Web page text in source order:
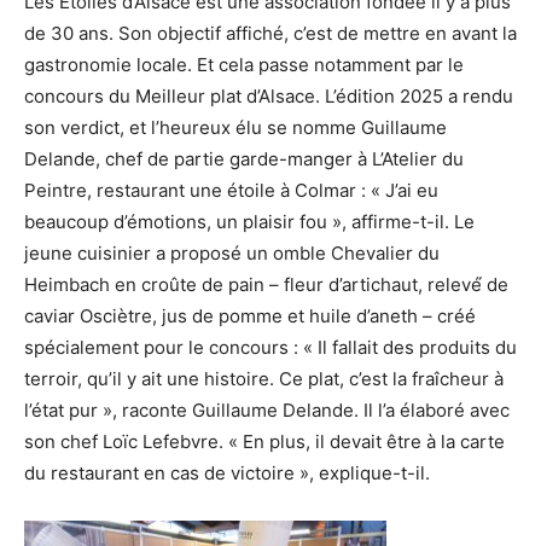
de 30 ans. Son objectif affiché, c’est de mettre en avant la
gastronomie locale. Et cela passe notamment par le
concours du Meilleur plat d’Alsace. L’édition 2025 a rendu
son verdict, et l’heureux élu se nomme Guillaume
Delande, chef de partie garde-manger à L’Atelier du
Peintre, restaurant une étoile à Colmar : « J’ai eu
beaucoup d’émotions, un plaisir fou », affirme-t-il. Le
jeune cuisinier a proposé un omble Chevalier du
Heimbach en croûte de pain – fleur d’artichaut, relevé́ de
caviar Osciètre, jus de pomme et huile d’aneth – créé
spécialement pour le concours : « Il fallait des produits du
terroir, qu’il y ait une histoire. Ce plat, c’est la fraîcheur à
l’état pur », raconte Guillaume Delande. Il l’a élaboré avec
son chef Loïc Lefebvre. « En plus, il devait être à la carte
du restaurant en cas de victoire », explique-t-il.